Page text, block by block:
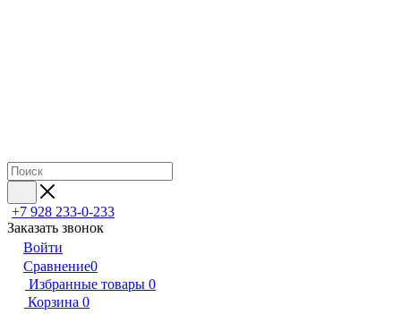
+7 928 233-0-233
Заказать звонок
Войти
Сравнение0
Избранные товары 0
Корзина 0